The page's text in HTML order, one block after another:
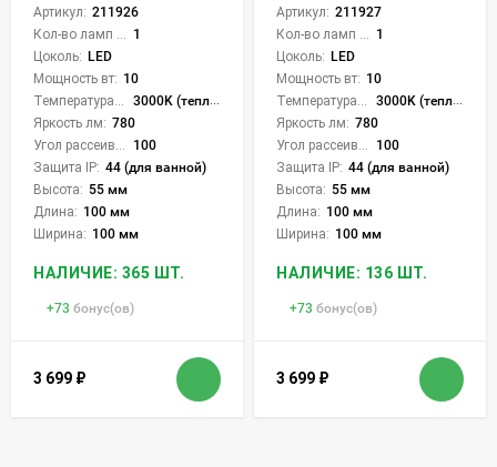
Артикул: 211926
1
Цоколь: LED
Мощность вт: 10
3000K (теплый)
Яркость лм: 780
100
Защита IP: 44 (для ванной)
Высота: 55 мм
Длина: 100 мм
Ширина: 100 мм
НАЛИЧИЕ: 365 ШТ.
+73 бонус(ов)
3 699 ₽
Артикул: 211927
1
Цоколь: LED
Мощность вт: 10
3000K (теплый)
Яркость лм: 780
100
Защита IP: 44 (для ванной)
Высота: 55 мм
Длина: 100 мм
Ширина: 100 мм
НАЛИЧИЕ: 136 ШТ.
+73 бонус(ов)
3 699 ₽